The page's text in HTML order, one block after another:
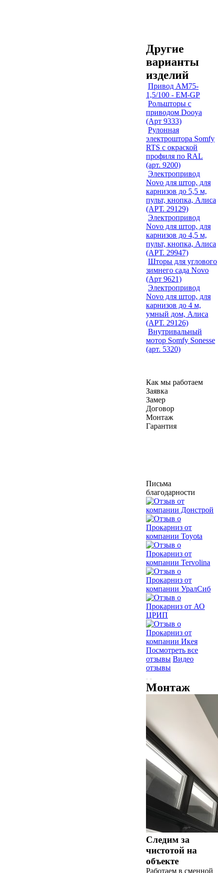
Другие
варианты
изделий
Привод AM75-
1,5/100 - EM-GP
Рольшторы с
приводом Dooya
(Арт 9333)
Рулонная
электроштора Somfy
RTS с окраской
профиля по RAL
(арт. 9200)
Электропривод
Novo для штор, для
карнизов до 5,5 м,
пульт, кнопка, Алиса
(АРТ. 29129)
Электропривод
Novo для штор, для
карнизов до 4,5 м,
пульт, кнопка, Алиса
(АРТ. 29947)
Шторы для углового
зимнего сада Novo
(Арт 9621)
Электропривод
Novo для штор, для
карнизов до 4 м,
умный дом, Алиса
(АРТ. 29126)
Внутривальный
мотор Somfy Sonesse
(арт. 5320)
Как мы работаем
Заявка
Замер
Договор
Монтаж
Гарантия
Письма
благодарности
Посмотреть все
отзывы Видео
отзывы
Монтаж
Следим за
чистотой на
объекте
Работаем в сменной